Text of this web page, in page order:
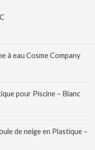
à eau Cosme Company
pour Piscine – Blanc
de neige en Plastique –